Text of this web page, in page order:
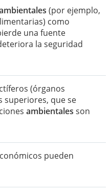
(por ejemplo,
como
una fuente
la seguridad
(órganos
superiores, que se
ambientales son
pueden